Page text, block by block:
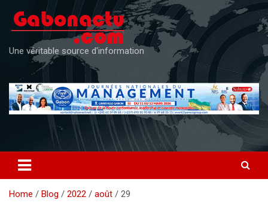
content
Une véritable source d'information
Home Blog 2022 août 29